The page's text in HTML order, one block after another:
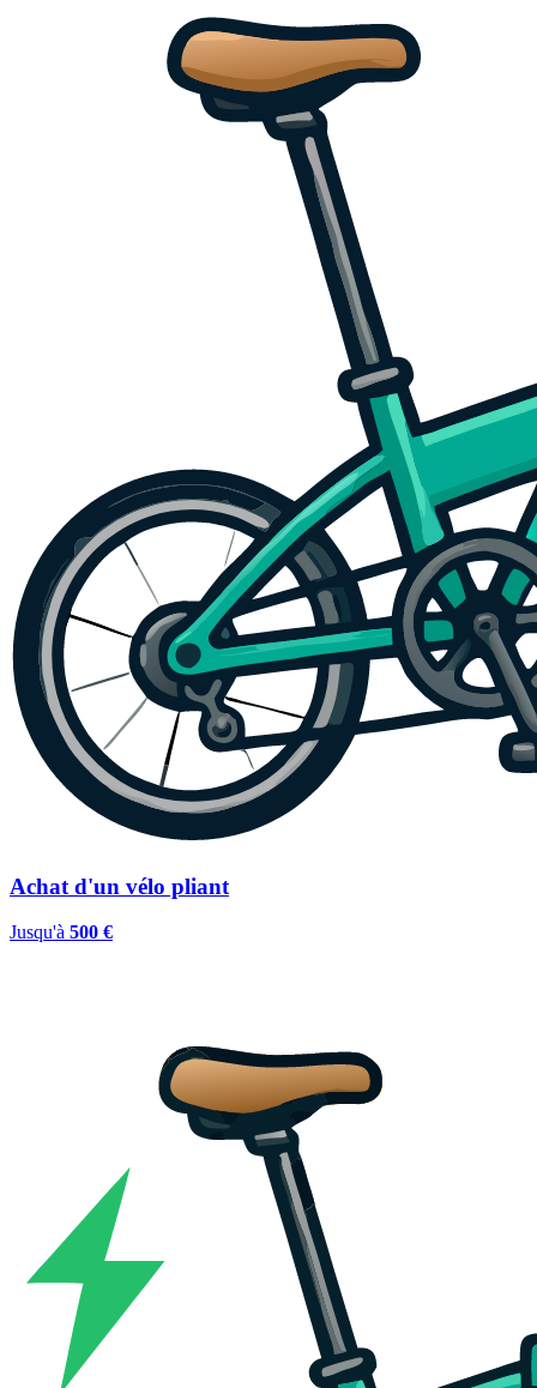
Achat d'un vélo pliant
Jusqu'à 500 €